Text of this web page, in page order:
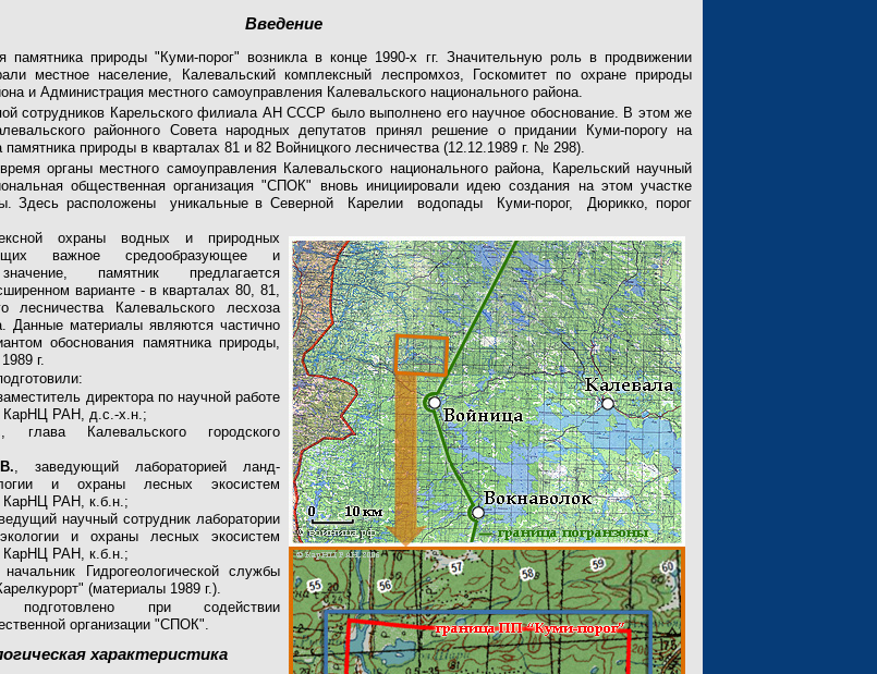
Введение
памятника природы "Куми-порог" возникла в конце 1990-х гг. Значительную роль в продвижении
местное население, Калевальский комплексный леспромхоз, Госкомитет по охране природы
и Администрация местного самоуправления Калевальского национального района.
сотрудников Карельского филиала АН СССР было выполнено его научное обоснование. В этом же
районного Совета народных депутатов принял решение о придании Куми-порогу на
памятника природы в кварталах 81 и 82 Войницкого лесничества (12.12.1989 г. № 298).
органы местного самоуправления Калевальского национального района, Карельский научный
общественная организация "СПОК" вновь инициировали идею создания на этом участке
Здесь расположены уникальные в Северной Карелии водопады Куми-порог, Дюрикко, порог
охраны водных и природных
важное средообразующее и
памятник предлагается
варианте - в кварталах 80, 81,
лесничества Калевальского лесхоза
Данные материалы являются частично
обоснования памятника природы,
г.
директора по научной работе
КарНЦ РАН, д.с.-х.н.;
, глава Калевальского городского
, заведующий лабораторией ланд-
и охраны лесных экосистем
КарНЦ РАН, к.б.н.;
научный сотрудник лаборатории
и охраны лесных экосистем
КарНЦ РАН, к.б.н.;
Гидрогеологической службы
(материалы 1989 г.).
подготовлено при содействии
организации "СПОК".
характеристика